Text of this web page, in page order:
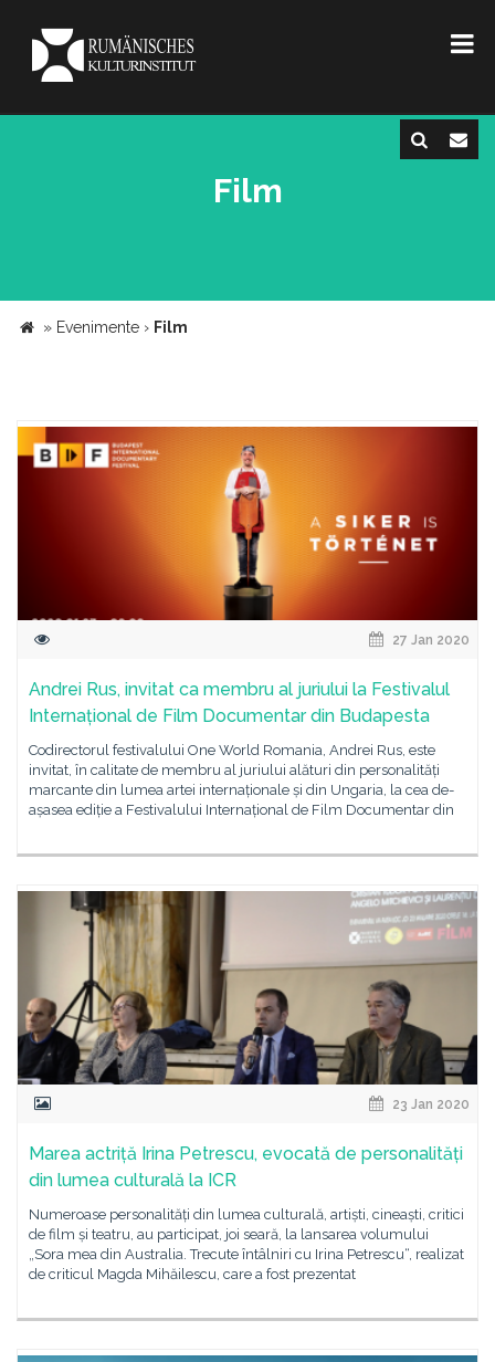
Film
» Evenimente › Film
27 Jan 2020
Andrei Rus, invitat ca membru al juriului la Festivalul
Internațional de Film Documentar din Budapesta
Codirectorul festivalului One World Romania, Andrei Rus, este
invitat, în calitate de membru al juriului alături din personalități
marcante din lumea artei internaționale și din Ungaria, la cea de-
așasea ediție a Festivalului Internațional de Film Documentar din
23 Jan 2020
Marea actriță Irina Petrescu, evocată de personalități
din lumea culturală la ICR
Numeroase personalități din lumea culturală, artiști, cineaști, critici
de film și teatru, au participat, joi seară, la lansarea volumului
„Sora mea din Australia. Trecute întâlniri cu Irina Petrescu“, realizat
de criticul Magda Mihăilescu, care a fost prezentat